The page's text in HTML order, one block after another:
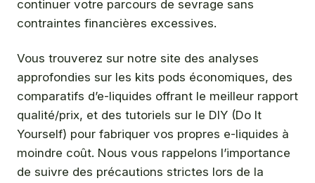
continuer votre parcours de sevrage sans
contraintes financières excessives.
Vous trouverez sur notre site des analyses
approfondies sur les kits pods économiques, des
comparatifs d’e-liquides offrant le meilleur rapport
qualité/prix, et des tutoriels sur le DIY (Do It
Yourself) pour fabriquer vos propres e-liquides à
moindre coût. Nous vous rappelons l’importance
de suivre des précautions strictes lors de la